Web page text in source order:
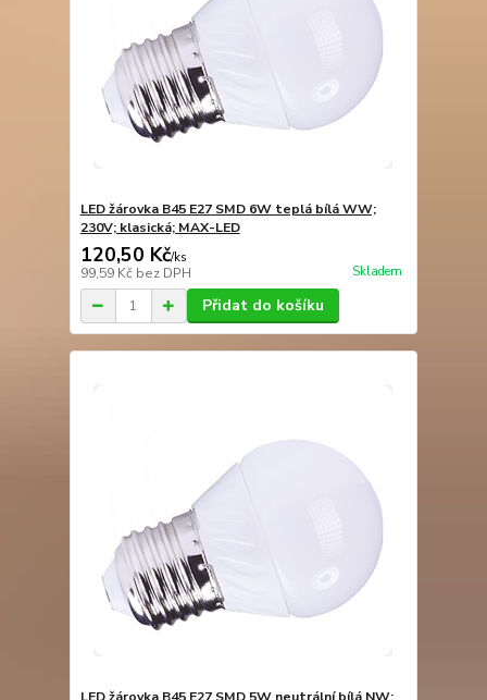
LED žárovka B45 E27 SMD 6W teplá bílá WW;
230V; klasická; MAX-LED
120,50 Kč/ks
99,59 Kč bez DPH Skladem
Přidat do košíku